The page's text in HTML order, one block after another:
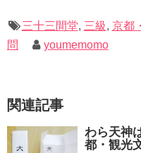
三十三間堂, 三級, 京都
問
youmemomo
関連記事
わら天神
都・観光